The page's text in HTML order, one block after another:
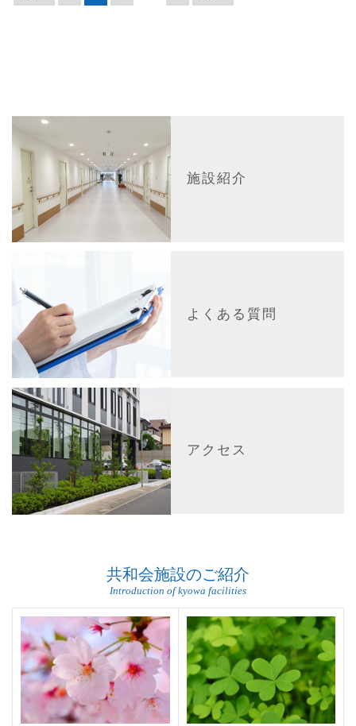
施設紹介
よくある質問
アクセス
共和会施設のご紹介
Introduction of kyowa facilities